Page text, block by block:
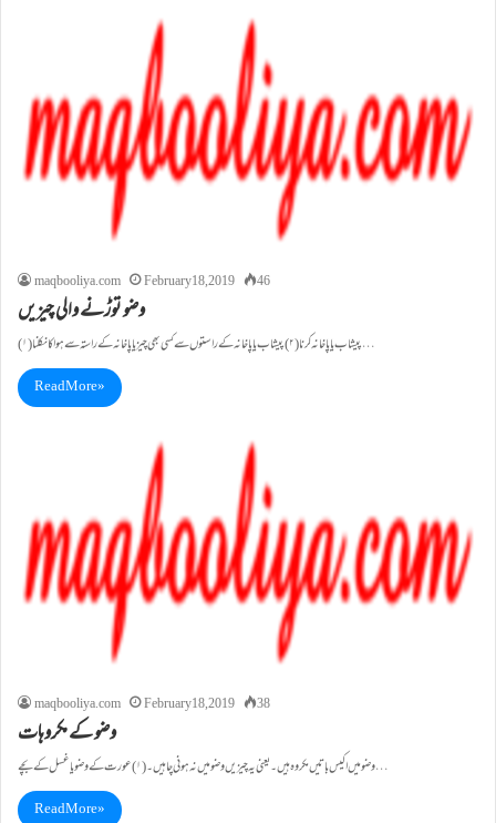
maqbooliya.com February 18, 2019 46
وضو توڑنے والی چیزیں
(۱)پیشاب یا پاخانہ کرنا(۲)پیشاب یا پاخانہ کے راستوں سے کسی بھی چیز یا پاخانہ کے راستہ سے ہوا کا نکلنا…
Read More »
maqbooliya.com February 18, 2019 38
وضو کے مکروہات
وضو میں اکیس باتیں مکروہ ہیں۔ یعنی یہ چیزیں وضو میں نہ ہونی چاہیں۔(۱)عورت کے وضو یا غسل کے بچے…
Read More »